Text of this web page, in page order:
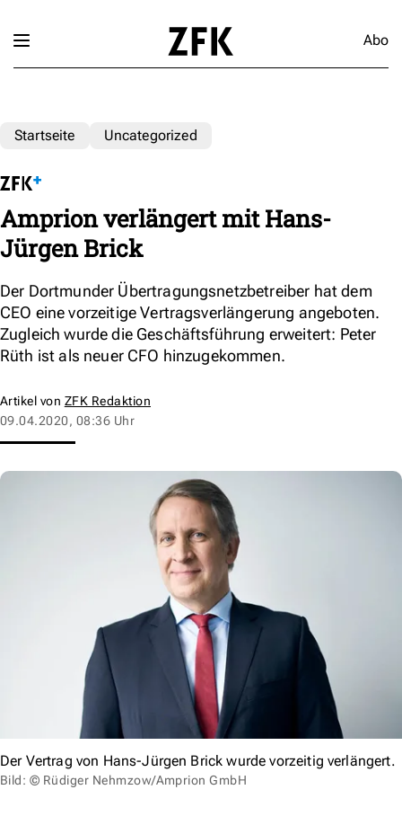
Abo
Startseite Uncategorized
Amprion verlängert mit Hans-
Jürgen Brick
Der Dortmunder Übertragungsnetzbetreiber hat dem
CEO eine vorzeitige Vertragsverlängerung angeboten.
Zugleich wurde die Geschäftsführung erweitert: Peter
Rüth ist als neuer CFO hinzugekommen.
Artikel von ZFK Redaktion
09.04.2020, 08:36 Uhr
Der Vertrag von Hans-Jürgen Brick wurde vorzeitig verlängert.
Bild: © Rüdiger Nehmzow/Amprion GmbH